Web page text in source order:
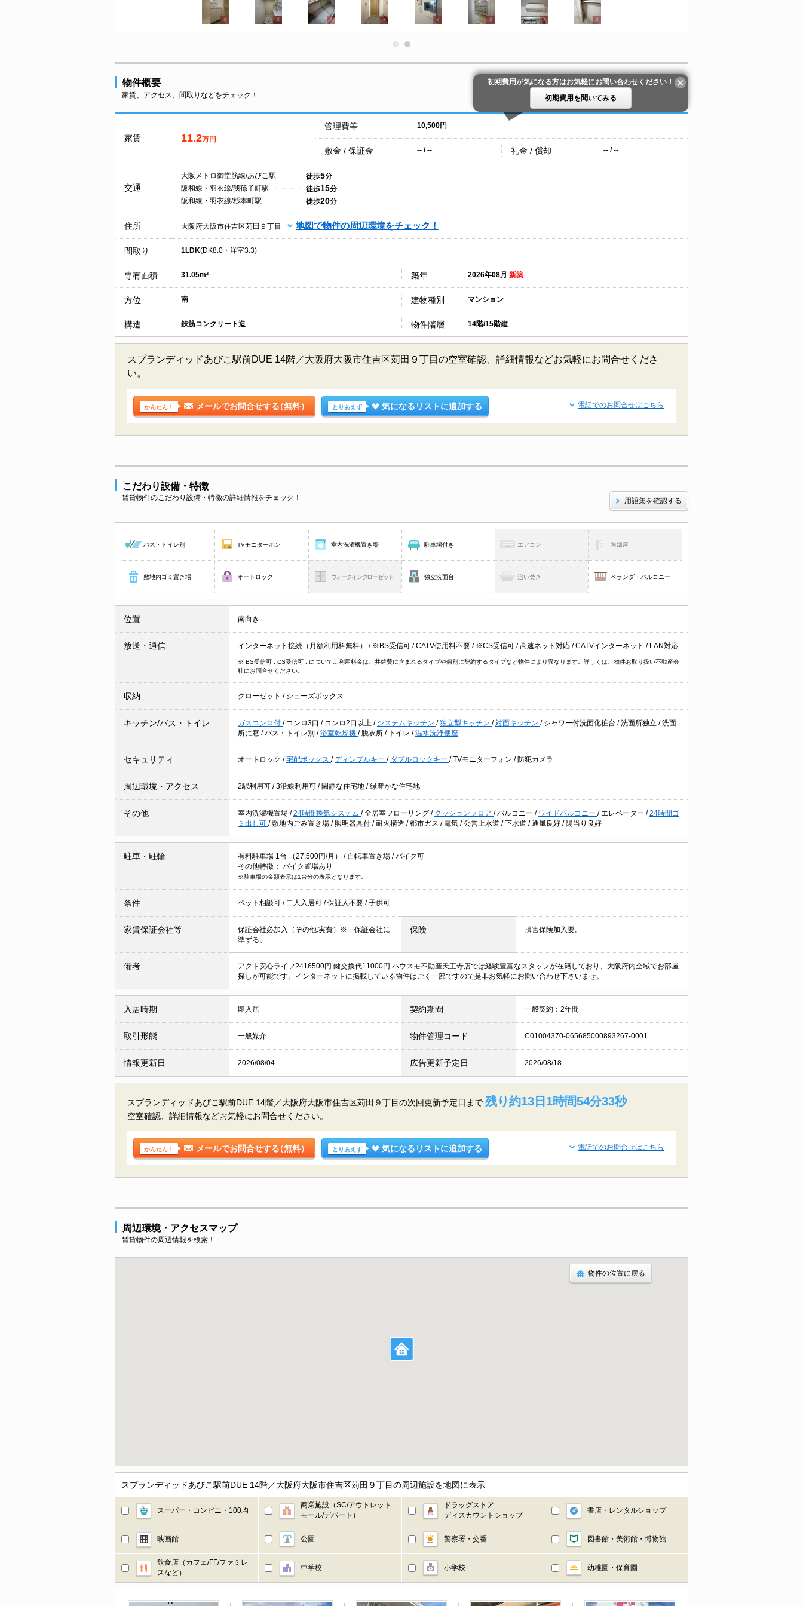
物件概要
家賃、アクセス、間取りなどをチェック！
初期費用が気になる方はお気軽にお問い合わせください！
初期費用を聞いてみる
家賃 11.2万円
管理費等 10,500円
敷金 / 保証金 -- / -- 礼金 / 償却 -- / --
交通
大阪メトロ御堂筋線/あびこ駅 徒歩5分
阪和線・羽衣線/我孫子町駅
徒歩15分
阪和線・羽衣線/杉本町駅
徒歩20分
住所 大阪府大阪市住吉区苅田９丁目 地図で物件の周辺環境をチェック！
間取り 1LDK(DK8.0・洋室3.3)
専有面積 31.05m² 築年 2026年08月 新築
方位 南 建物種別 マンション
構造 鉄筋コンクリート造 物件階層 14階/15階建
スプランディッドあびこ駅前DUE 14階／大阪府大阪市住吉区苅田９丁目の空室確認、詳細情報などお気軽にお問合せくださ
い。
かんたん！ メールでお問合せする（無料） とりあえず 気になるリストに追加する 電話でのお問合せはこちら
こだわり設備・特徴
賃貸物件のこだわり設備・特徴の詳細情報をチェック！ 用語集を確認する
バス・トイレ別 TVモニターホン 室内洗濯機置き場 駐車場付き エアコン 角部屋
敷地内ゴミ置き場 オートロック ウォークインクローゼット 独立洗面台 追い焚き ベランダ・バルコニー
位置 南向き
放送・通信 インターネット接続（月額利用料無料） / ※BS受信可 /CATV使用料不要 / ※CS受信可 /高速ネット対応 /CATVインターネット / LAN対応
※ BS受信可 , CS受信可 , について…利用料金は、共益費に含まれるタイプや個別に契約するタイプなど物件により異なります。詳しくは、物件お取り扱い不動産会
社にお問合せください。
収納 クローゼット / シューズボックス
キッチン/バス・トイレ ガスコンロ付 / コンロ3口 / コンロ2口以上 / システムキッチン /独立型キッチン /対面キッチン / シャワー付洗面化粧台 /洗面所独立 /洗面
所に窓 /バス・トイレ別 /浴室乾燥機 / 脱衣所 / トイレ /温水洗浄便座
セキュリティ オートロック /宅配ボックス /ディンプルキー / ダブルロックキー /TVモニターフォン / 防犯カメラ
周辺環境・アクセス 2駅利用可 /3沿線利用可 / 閑静な住宅地 /緑豊かな住宅地
その他 室内洗濯機置場 /24時間換気システム /全居室フローリング / クッションフロア /バルコニー / ワイドバルコニー / エレベーター /24時間ゴ
ミ出し可 /敷地内ごみ置き場 / 照明器具付 /耐火構造 /都市ガス / 電気 /公営上水道 /下水道 /通風良好 / 陽当り良好
駐車・駐輪 有料駐車場 1台 （27,500円/月） / 自転車置き場 /バイク可
その他特徴： バイク置場あり
※駐車場の金額表示は1台分の表示となります。
条件 ペット相談可 / 二人入居可 /保証人不要 /子供可
家賃保証会社等
保証会社必加入（その他:実費）※ 保証会社に
準ずる。
保険 損害保険加入要。
備考
アクト安心ライフ2416500円 鍵交換代11000円 ハウスモ不動産天王寺店では経験豊富なスタッフが在籍しており、大阪府内全域でお部屋
探しが可能です。インターネットに掲載している物件はごく一部ですので是非お気軽にお問い合わせ下さいませ。
入居時期 即入居 契約期間 一般契約：2年間
取引形態 一般媒介 物件管理コード C01004370-065685000893267-0001
情報更新日 2026/08/04 広告更新予定日 2026/08/18
スプランディッドあびこ駅前DUE 14階／大阪府大阪市住吉区苅田９丁目の次回更新予定日まで 残り約13日1時間54分32秒
空室確認、詳細情報などお気軽にお問合せください。
かんたん！ メールでお問合せする（無料） とりあえず 気になるリストに追加する 電話でのお問合せはこちら
周辺環境・アクセスマップ
賃貸物件の周辺情報を検索！
物件の位置に戻る
スプランディッドあびこ駅前DUE 14階／大阪府大阪市住吉区苅田９丁目の周辺施設を地図に表示
スーパー・コンビニ・100均
商業施設（SC/アウトレット
モール/デパート）
ドラッグストア
ディスカウントショップ
書店・レンタルショップ
映画館 公園 警察署・交番 図書館・美術館・博物館
飲食店（カフェ/FF/ファミレ
スなど）
中学校 小学校 幼稚園・保育園